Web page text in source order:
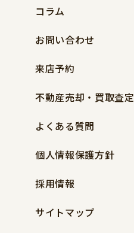
コラム
お問い合わせ
来店予約
不動産売却・買取査定
よくある質問
個人情報保護方針
採用情報
サイトマップ